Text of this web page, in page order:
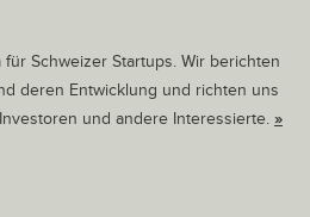
Schweizer Startups. Wir berichten
deren Entwicklung und richten uns
und andere Interessierte. »